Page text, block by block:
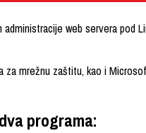
web servera pod
za mrežnu zaštitu, kao i
programa: